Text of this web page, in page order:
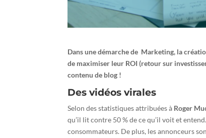
Dans une démarche de Marketing, la
de maximiser leur ROI (retour sur
contenu de blog !
Des vidéos virales
Selon des statistiques attribuées à Roger
qu’il lit contre 50 % de ce qu’il voit et
consommateurs. De plus, les annonceurs